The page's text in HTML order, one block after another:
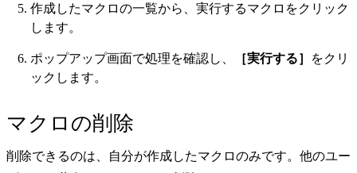
作成したマクロの一覧から、実行するマクロをクリック
します。
ポップアップ画面で処理を確認し、 ［実行する］
をクリ
ックします。
マクロの削除
削除できるのは、自分が作成したマクロのみです。他のユー